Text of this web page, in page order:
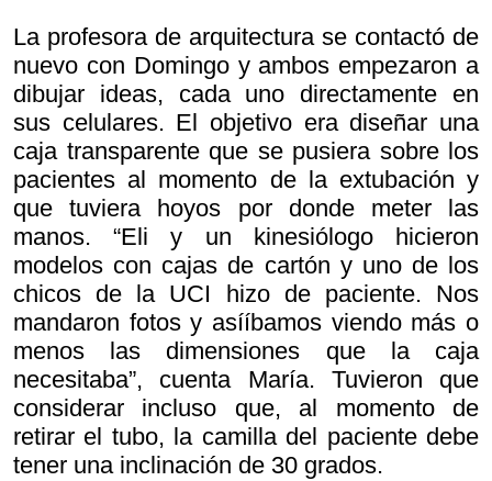
La profesora de arquitectura se contactó de
nuevo con Domingo y ambos empezaron a
dibujar ideas, cada uno directamente en
sus celulares. El objetivo era diseñar una
caja transparente que se pusiera sobre los
pacientes al momento de la extubación y
que tuviera hoyos por donde meter las
manos. “Eli y un kinesiólogo hicieron
modelos con cajas de cartón y uno de los
chicos de la UCI hizo de paciente. Nos
mandaron fotos y asííbamos viendo más o
menos las dimensiones que la caja
necesitaba”, cuenta María. Tuvieron que
considerar incluso que, al momento de
retirar el tubo, la camilla del paciente debe
tener una inclinación de 30 grados.